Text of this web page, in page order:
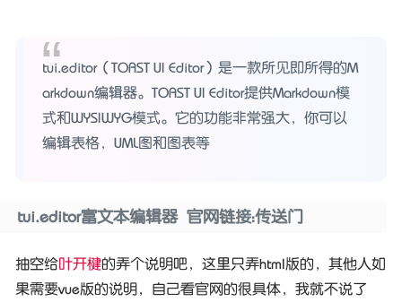
tui.editor（TOAST UI Editor）是一款所见即所得的M
arkdown编辑器。TOAST UI Editor提供Markdown模
式和WYSIWYG模式。它的功能非常强大，你可以
编辑表格，UML图和图表等
tui.editor富文本编辑器 官网链接：传送门
抽空给叶开楗的弄个说明吧，这里只弄html版的，其他人如
果需要vue版的说明，自己看官网的很具体，我就不说了